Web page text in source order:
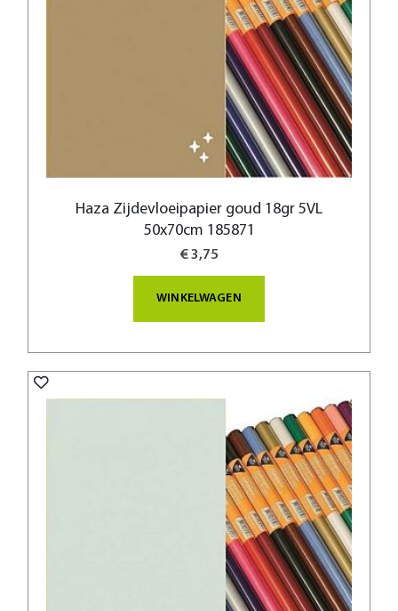
Haza Zijdevloeipapier goud 18gr 5VL
50x70cm 185871
€ 3,75
WINKELWAGEN